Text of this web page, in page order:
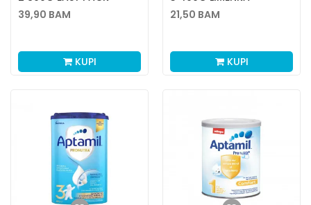
39,90 BAM
KUPI
21,50 BAM
KUPI